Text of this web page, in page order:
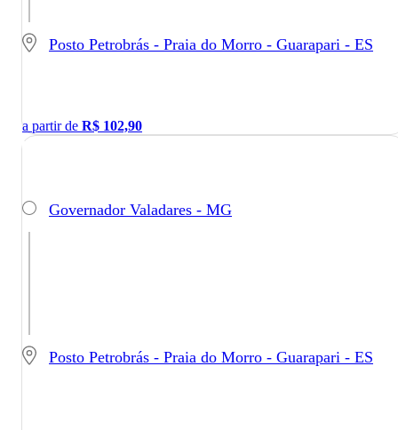
Posto Petrobrás - Praia do Morro - Guarapari - ES
a partir de R$ 102,90
Governador Valadares - MG
Posto Petrobrás - Praia do Morro - Guarapari - ES